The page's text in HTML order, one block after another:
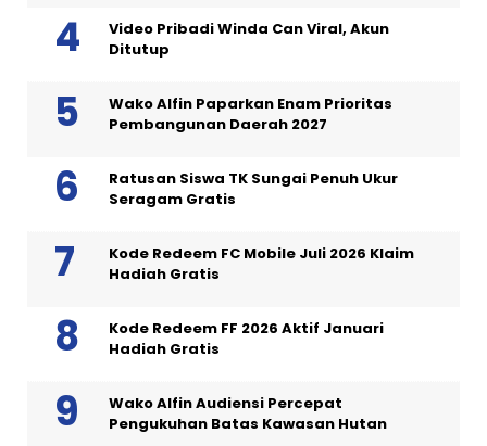
Video Pribadi Winda Can Viral, Akun
Ditutup
Wako Alfin Paparkan Enam Prioritas
Pembangunan Daerah 2027
Ratusan Siswa TK Sungai Penuh Ukur
Seragam Gratis
Kode Redeem FC Mobile Juli 2026 Klaim
Hadiah Gratis
Kode Redeem FF 2026 Aktif Januari
Hadiah Gratis
Wako Alfin Audiensi Percepat
Pengukuhan Batas Kawasan Hutan